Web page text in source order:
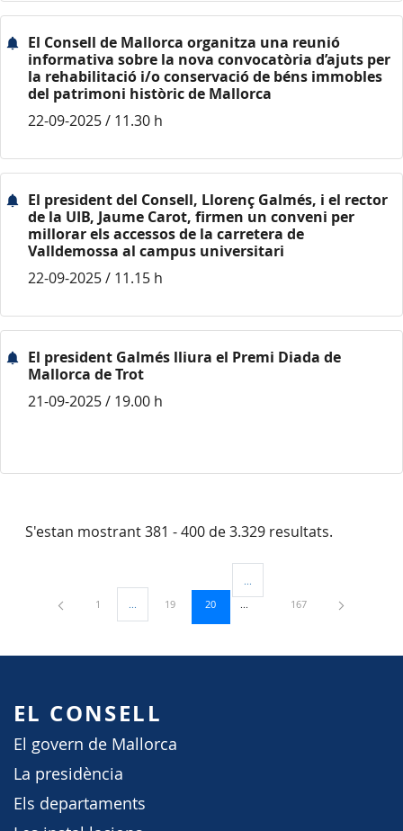
El Consell de Mallorca organitza una reunió
informativa sobre la nova convocatòria d’ajuts per
la rehabilitació i/o conservació de béns immobles
del patrimoni històric de Mallorca
22-09-2025 / 11.30 h
El president del Consell, Llorenç Galmés, i el rector
de la UIB, Jaume Carot, firmen un conveni per
millorar els accessos de la carretera de
Valldemossa al campus universitari
22-09-2025 / 11.15 h
El president Galmés lliura el Premi Diada de
Mallorca de Trot
21-09-2025 / 19.00 h
S'estan mostrant 381 - 400 de 3.329 resultats.
Pàgina
1 ...Pàgines intermèdies Utilitzeu TAB per navegar.
Pàgina
19 Pàgina
20
Pàgines intermèdies Utilitzeu
Pàgina
167
EL CONSELL
El govern de Mallorca
La presidència
Els departaments